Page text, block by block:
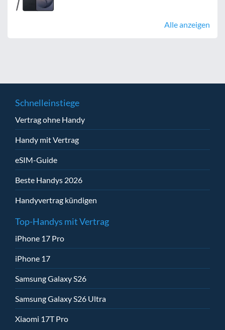
Alle anzeigen
Schnelleinstiege
Vertrag ohne Handy
Handy mit Vertrag
eSIM-Guide
Beste Handys 2026
Handyvertrag kündigen
Top-Handys mit Vertrag
iPhone 17 Pro
iPhone 17
Samsung Galaxy S26
Samsung Galaxy S26 Ultra
Xiaomi 17T Pro